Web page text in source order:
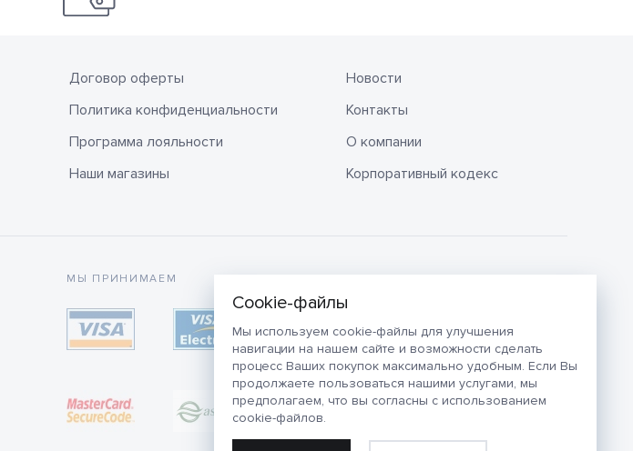
Мы используем cookie-файлы для улучшения
навигации на нашем сайте и возможности сделать
процесс Ваших покупок максимально удобным. Если Вы
продолжаете пользоваться нашими услугами, мы
предполагаем, что вы согласны с использованием
cookie-файлов.
Договор оферты
Политика конфиденциальности
Программа лояльности
Наши магазины
Новости
Контакты
О компании
Корпоративный кодекс
МЫ ПРИНИМАЕМ